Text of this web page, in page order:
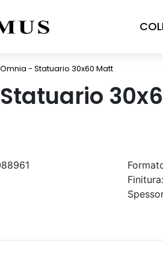
Omnia - Statuario 30x60 Matt
Finitura: